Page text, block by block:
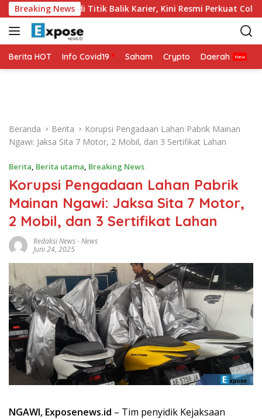
a
g
u
Breaking News
2026 Jadi Titik Balik Karier, Kini Resmi Perkuat Colo-Colo
Berita HOT Info Covid19 Saham Crypto Daerah
Beranda Berita
Korupsi Pengadaan Lahan Pabrik Mainan
Ngawi: Jaksa Sita 7 Motor, 2 Mobil, dan 3 Sertifikat Lahan
Berita, Berita utama, Breaking News
Korupsi Pengadaan Lahan Pabrik
Mainan Ngawi: Jaksa Sita 7 Motor,
2 Mobil, dan 3 Sertifikat Lahan
Redaksi News-News
Juni 24, 2025
NGAWI, Exposenews.id – Tim penyidik Kejaksaan